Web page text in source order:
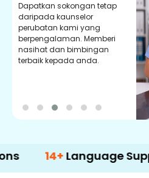
Dapatkan sokongan tetap
daripada kaunselor
perubatan kami yang
berpengalaman. Memberi
nasihat dan bimbingan
terbaik kepada anda.
Language Support